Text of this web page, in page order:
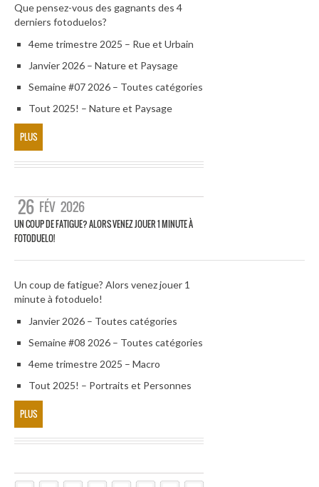
Que pensez-vous des gagnants des 4
derniers fotoduelos?
4eme trimestre 2025 – Rue et Urbain
Janvier 2026 – Nature et Paysage
Semaine #07 2026 – Toutes catégories
Tout 2025! – Nature et Paysage
PLUS
26 FÉV 2026
UN COUP DE FATIGUE? ALORS VENEZ JOUER 1 MINUTE À
FOTODUELO!
Un coup de fatigue? Alors venez jouer 1
minute à fotoduelo!
Janvier 2026 – Toutes catégories
Semaine #08 2026 – Toutes catégories
4eme trimestre 2025 – Macro
Tout 2025! – Portraits et Personnes
PLUS